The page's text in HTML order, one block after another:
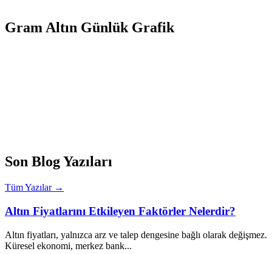
Gram Altın Günlük Grafik
Son Blog Yazıları
Tüm Yazılar →
Altın Fiyatlarını Etkileyen Faktörler Nelerdir?
Altın fiyatları, yalnızca arz ve talep dengesine bağlı olarak değişmez.
Küresel ekonomi, merkez bank...